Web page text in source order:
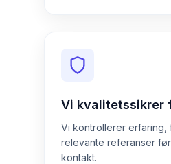
Vi kvalitetssikrer
Vi kontrollerer erfaring,
relevante referanser
kontakt.